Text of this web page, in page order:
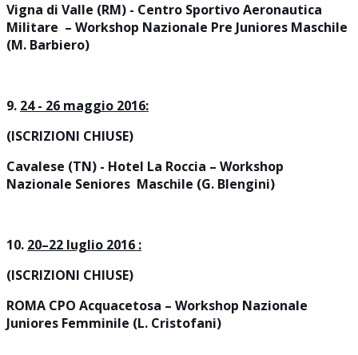
Vigna di Valle (RM) - Centro Sportivo Aeronautica
Militare – Workshop Nazionale Pre Juniores Maschile
(M. Barbiero)
9. 24 - 26 maggio 2016:
(ISCRIZIONI CHIUSE)
Cavalese (TN) - Hotel La Roccia – Workshop
Nazionale Seniores Maschile (G. Blengini)
10. 20–22 luglio 2016 :
(ISCRIZIONI CHIUSE)
ROMA CPO Acquacetosa – Workshop Nazionale
Juniores Femminile (L. Cristofani)